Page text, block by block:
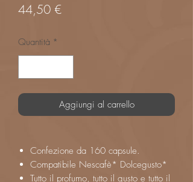
44,50 €Prezzo
Quantità *
Aggiungi al carrello
Confezione da 160 capsule.
Compatibile Nescafè* Dolcegusto*
Tutto il profumo, tutto il gusto e tutto il